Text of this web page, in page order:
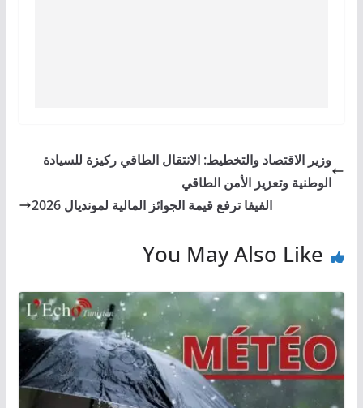
وزير الاقتصاد والتخطيط: الانتقال الطاقي ركيزة للسيادة
الوطنية وتعزيز الأمن الطاقي
الفيفا ترفع قيمة الجوائز المالية لمونديال 2026
You May Also Like